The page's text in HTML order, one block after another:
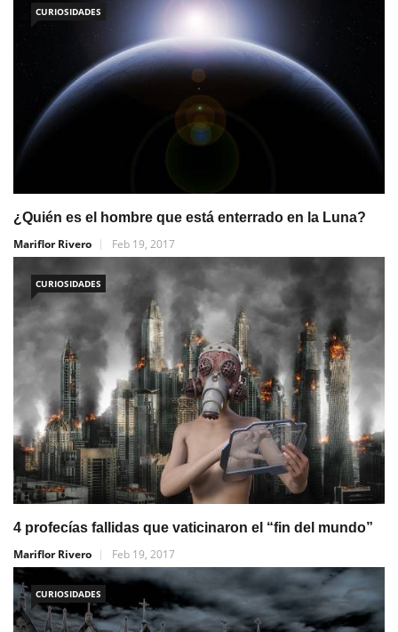
CURIOSIDADES
¿Quién es el hombre que está enterrado en la Luna?
Mariflor Rivero
Feb 19, 2017
CURIOSIDADES
4 profecías fallidas que vaticinaron el “fin del mundo”
Mariflor Rivero
Feb 19, 2017
CURIOSIDADES